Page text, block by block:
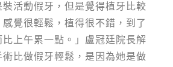
活動假牙，但是覺得植牙比較
覺很輕鬆，植得很不錯，到了
上午累一點。」盧冠廷院長解
比做假牙輕鬆，是因為她是做